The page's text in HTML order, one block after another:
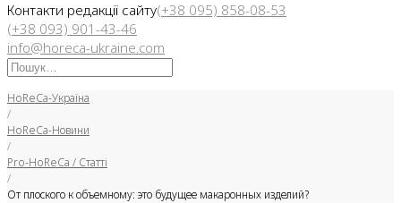
Контакти редакції сайту(+38 095) 858-08-53
(+38 093) 901-43-46
info@horeca-ukraine.com
Искать:
HoReCa-Україна
/
HoReCa-Новини
/
Pro-HoReCa / Статті
/
От плоского к объемному: это будущее макаронных изделий?